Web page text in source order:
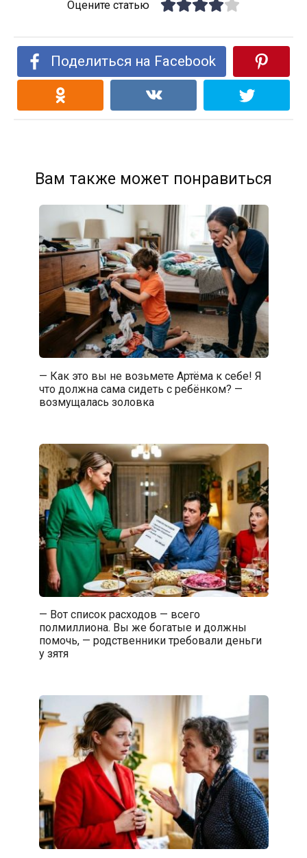
Оцените статью
Поделиться на Facebook
Вам также может понравиться
— Как это вы не возьмете Артёма к себе! Я
что должна сама сидеть с ребёнком? —
возмущалась золовка
— Вот список расходов — всего
полмиллиона. Вы же богатые и должны
помочь, — родственники требовали деньги
у зятя